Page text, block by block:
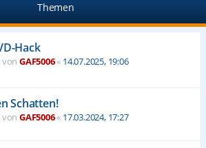
Themen
Hack
von GAF5006« 14.07.2025, 19:06
Schatten!
von GAF5006« 17.03.2024, 17:27